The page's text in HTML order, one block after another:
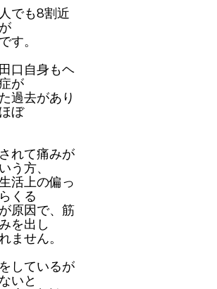
でも8割近
す。
口自身もヘ
が
過去があり
ぼ
れて痛みが
う方、
活上の偏っ
くる
原因で、筋
を出し
ません。
しているが
いと